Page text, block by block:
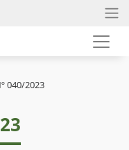
040/2023